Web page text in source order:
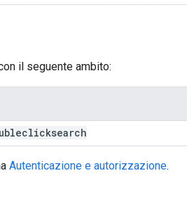
il seguente ambito:
Autenticazione e autorizzazione.